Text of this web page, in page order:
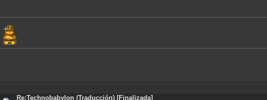
Re:Technobabylon (Traducción) [Finalizada]